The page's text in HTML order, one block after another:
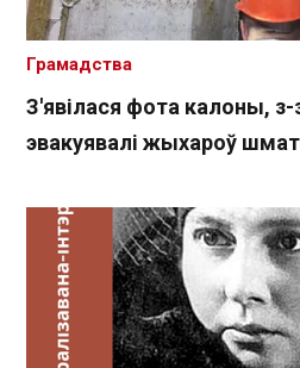
З'явілася фота калоны, з-
эвакуявалі жыхароў
Грамадства